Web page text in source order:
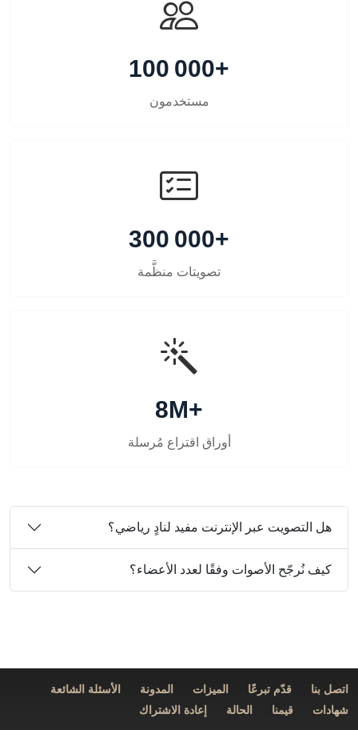
100 000+
مستخدمون
300 000+
تصويتات منظَّمة
8M+
أوراق اقتراع مُرسلة
هل التصويت عبر الإنترنت مفيد لنادٍ رياضي؟
كيف نُرجّح الأصوات وفقًا لعدد الأعضاء؟
اتصل بنا قدّم تبرعًا الميزات المدونة
الأسئلة الشائعة
شهادات
قيمنا الحالة إعادة الاشتراك